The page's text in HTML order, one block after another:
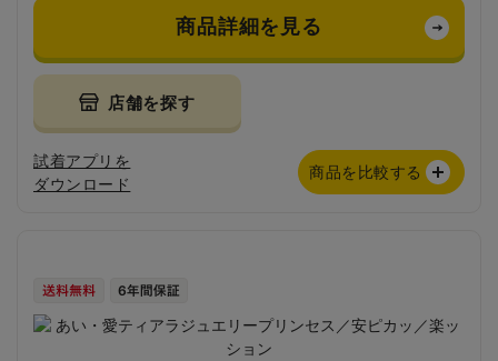
商品詳細を見る
店舗を探す
試着アプリを
ダウンロード
商品を比較する